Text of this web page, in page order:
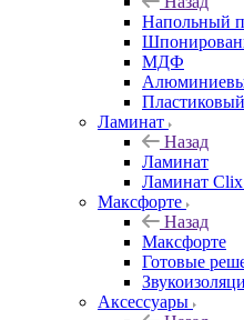
Напольный
МДФ
Пластиковый
Ламинат
Назад
Ламинат
Ламинат
Максфорте
Назад
Максфорте
Готовые
Аксессуары